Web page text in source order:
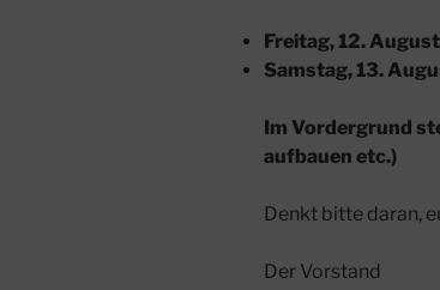
Freitag, 12.
Samstag, 13.
Im Vordergrund
aufbauen etc.)
Denkt bitte daran,
Der Vorstand